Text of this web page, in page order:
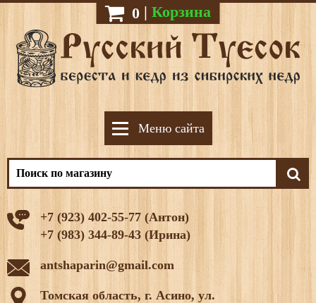
0 | Корзина
Меню сайта
+7 (923) 402-55-77 (Антон)
+7 (983) 344-89-43 (Ирина)
antshaparin@gmail.com
Томская область, г. Асино, ул.